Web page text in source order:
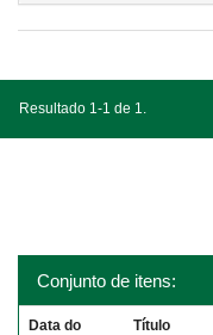
Resultado 1-1 de 1.
Conjunto de itens:
Data do
Título